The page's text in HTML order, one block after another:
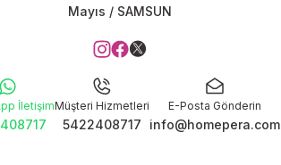
Mayıs / SAMSUN
İletişimMüşteri Hizmetleri
5422408717
E-Posta Gönderin
info@homepera.com